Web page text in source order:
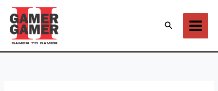
para
conteúdo
Pesquisar